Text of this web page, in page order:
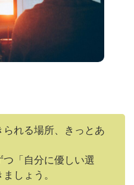
られる場所、きっとあ
「自分に優しい選
しょう。